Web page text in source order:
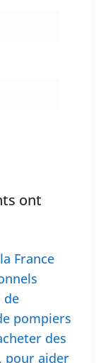
ont
France
de
pompiers
des
pour aider